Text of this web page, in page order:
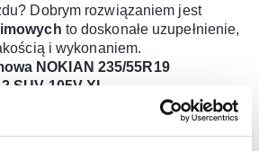
Dobrym rozwiązaniem jest
to doskonałe uzupełnienie,
i wykonaniem.
NOKIAN 235/55R19
SUV 105V XL
do pojazdu: Sorento
opony zimowe 4 szt., oryginalne